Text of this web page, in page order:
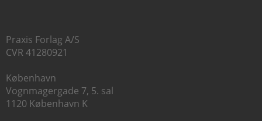
Praxis Forlag A/S
CVR 41280921
København
Vognmagergade 7, 5. sal
1120 København K